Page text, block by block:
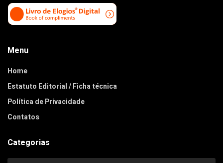
Menu
Home
Estatuto Editorial / Ficha técnica
Política de Privacidade
Contatos
Categorias